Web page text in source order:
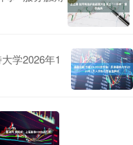
学2026年1